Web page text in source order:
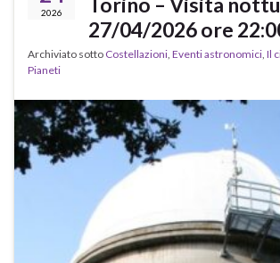
2026
27/04/2026 ore
Archiviato sotto Costellazioni, Eventi astronomici, Il
Pianeti